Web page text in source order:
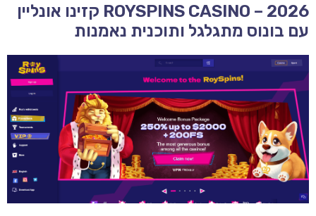
ROYSPINS CASINO – 2026 קזינו אונליין
עם בונוס מתגלגל ותוכנית נאמנות